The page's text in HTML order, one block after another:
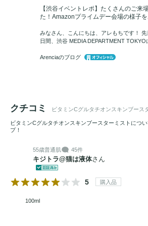
乗効果により、肌のキメを整え、健やか
と導きます。
くすみや透明感のなさが気になる
英国産の純度98% ビタミンCパウダーと
です。使用直前に振ることで、新鮮な
【渋谷イベントレポ】たくさんのご来
た！Amazonプライムデー会場の様子
みなさん、こんにちは、アレもちです！
日間、渋谷 MEDIA DEPARTMENT TOKYO
Arenciaのブログ
クチコミ ビタミンCグルタチオンスキンブース
ビタミンCグルタチオンスキンブースターミストにつ
プ！
55歳普通肌 45件
キジトラ@猫は液体さん
5 購入品
100ml